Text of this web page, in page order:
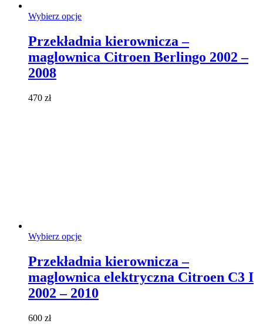
Wybierz opcjeTen
ma
wiele
wariantów.
Przekładnia kierownicza –
maglownica Citroen Berlingo 2002 –
2008
470 zł
Wybierz opcjeTen
ma
wiele
wariantów.
Opcje
można
Przekładnia kierownicza –
maglownica elektryczna Citroen C3 I
2002 – 2010
600 zł